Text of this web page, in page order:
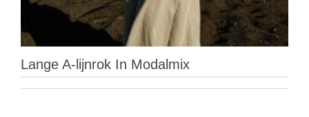
Lange A-lijnrok In Modalmix